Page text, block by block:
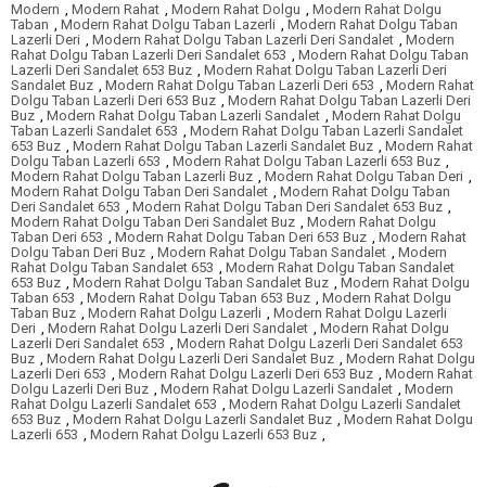
Modern , Modern Rahat , Modern Rahat Dolgu , Modern Rahat Dolgu
Taban , Modern Rahat Dolgu Taban Lazerli , Modern Rahat Dolgu Taban
Lazerli Deri , Modern Rahat Dolgu Taban Lazerli Deri Sandalet , Modern
Rahat Dolgu Taban Lazerli Deri Sandalet 653 , Modern Rahat Dolgu Taban
Lazerli Deri Sandalet 653 Buz , Modern Rahat Dolgu Taban Lazerli Deri
Sandalet Buz , Modern Rahat Dolgu Taban Lazerli Deri 653 , Modern Rahat
Dolgu Taban Lazerli Deri 653 Buz , Modern Rahat Dolgu Taban Lazerli Deri
Buz , Modern Rahat Dolgu Taban Lazerli Sandalet , Modern Rahat Dolgu
Taban Lazerli Sandalet 653 , Modern Rahat Dolgu Taban Lazerli Sandalet
653 Buz , Modern Rahat Dolgu Taban Lazerli Sandalet Buz , Modern Rahat
Dolgu Taban Lazerli 653 , Modern Rahat Dolgu Taban Lazerli 653 Buz ,
Modern Rahat Dolgu Taban Lazerli Buz , Modern Rahat Dolgu Taban Deri ,
Modern Rahat Dolgu Taban Deri Sandalet , Modern Rahat Dolgu Taban
Deri Sandalet 653 , Modern Rahat Dolgu Taban Deri Sandalet 653 Buz ,
Modern Rahat Dolgu Taban Deri Sandalet Buz , Modern Rahat Dolgu
Taban Deri 653 , Modern Rahat Dolgu Taban Deri 653 Buz , Modern Rahat
Dolgu Taban Deri Buz , Modern Rahat Dolgu Taban Sandalet , Modern
Rahat Dolgu Taban Sandalet 653 , Modern Rahat Dolgu Taban Sandalet
653 Buz , Modern Rahat Dolgu Taban Sandalet Buz , Modern Rahat Dolgu
Taban 653 , Modern Rahat Dolgu Taban 653 Buz , Modern Rahat Dolgu
Taban Buz , Modern Rahat Dolgu Lazerli , Modern Rahat Dolgu Lazerli
Deri , Modern Rahat Dolgu Lazerli Deri Sandalet , Modern Rahat Dolgu
Lazerli Deri Sandalet 653 , Modern Rahat Dolgu Lazerli Deri Sandalet 653
Buz , Modern Rahat Dolgu Lazerli Deri Sandalet Buz , Modern Rahat Dolgu
Lazerli Deri 653 , Modern Rahat Dolgu Lazerli Deri 653 Buz , Modern Rahat
Dolgu Lazerli Deri Buz , Modern Rahat Dolgu Lazerli Sandalet , Modern
Rahat Dolgu Lazerli Sandalet 653 , Modern Rahat Dolgu Lazerli Sandalet
653 Buz , Modern Rahat Dolgu Lazerli Sandalet Buz , Modern Rahat Dolgu
Lazerli 653 , Modern Rahat Dolgu Lazerli 653 Buz ,